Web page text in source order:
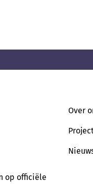
op officiële
Over